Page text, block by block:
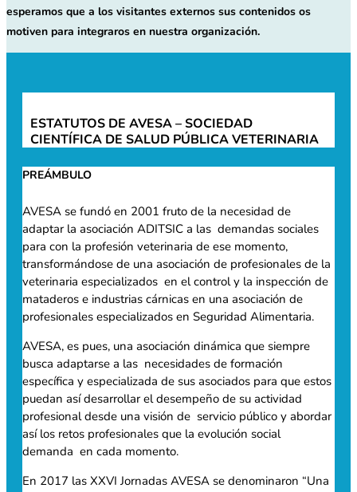
esperamos que a los visitantes externos sus contenidos os
motiven para integraros en nuestra organización.
ESTATUTOS DE AVESA – SOCIEDAD
CIENTÍFICA DE SALUD PÚBLICA VETERINARIA
PREÁMBULO
AVESA se fundó en 2001 fruto de la necesidad de
adaptar la asociación ADITSIC a las demandas sociales
para con la profesión veterinaria de ese momento,
transformándose de una asociación de profesionales de la
veterinaria especializados en el control y la inspección de
mataderos e industrias cárnicas en una asociación de
profesionales especializados en Seguridad Alimentaria.
AVESA, es pues, una asociación dinámica que siempre
busca adaptarse a las necesidades de formación
específica y especializada de sus asociados para que estos
puedan así desarrollar el desempeño de su actividad
profesional desde una visión de servicio público y abordar
así los retos profesionales que la evolución social
demanda en cada momento.
En 2017 las XXVI Jornadas AVESA se denominaron “Una